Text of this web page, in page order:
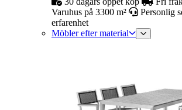
Varuhus på 3300 m²
Personlig
erfarenhet
Möbler efter material